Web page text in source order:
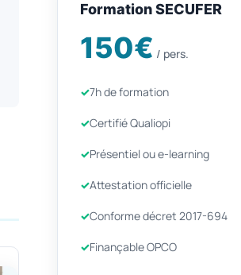
Formation SECUFER
150€ / pers.
7h de formation
Certifié Qualiopi
Présentiel ou e-learning
Attestation officielle
Conforme décret 2017-694
Finançable OPCO